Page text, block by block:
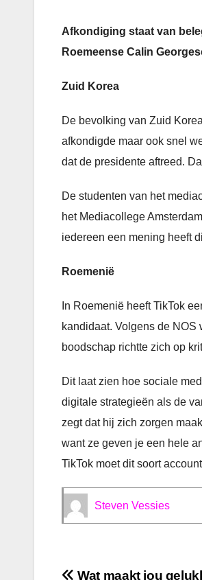
Afkondiging staat van
Roemeense Calin
Zuid Korea
De bevolking van Zuid
afkondigde maar ook snel
dat de presidente aftreed.
De studenten van het
het Mediacollege
iedereen een mening heeft
Roemenië
In Roemenië heeft TikTok
kandidaat. Volgens de NOS
boodschap richtte zich op
Dit laat zien hoe sociale
digitale strategieën als de
zegt dat hij zich zorgen
want ze geven je een hele
TikTok moet dit soort
Steven Vessies
Wat maakt jou